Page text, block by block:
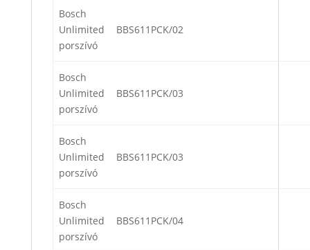
Bosch
Unlimited
porszívó
BBS611PCK/02
Bosch
Unlimited
porszívó
BBS611PCK/03
Bosch
Unlimited
porszívó
BBS611PCK/03
Bosch
Unlimited
porszívó
BBS611PCK/04